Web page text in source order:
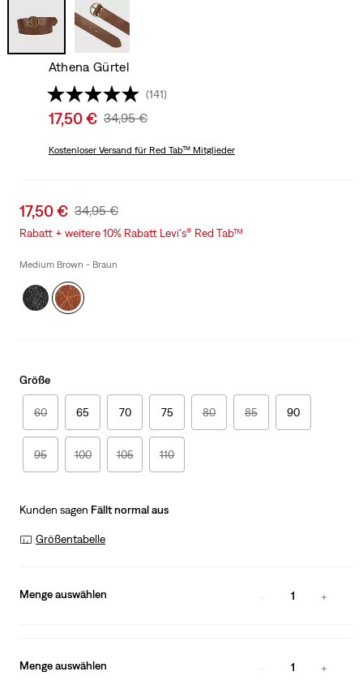
Athena Gürtel
(141)
Sale
is
17,50 € Original
Was
34,95 €
Kostenloser Versand für Red Tab™ Mitglieder
Sale
price
17,50 € Original
Price
34,95 €
Rabatt + weitere 10% Rabatt Levi's® Red Tab™
Medium Brown - Braun
Größe
60 65 70 75 80 85 90
95 100 105 110
Kunden sagen Fällt normal aus
Größentabelle
Menge auswählen 1
Menge auswählen 1